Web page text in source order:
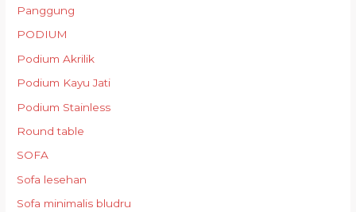
Panggung
PODIUM
Podium Akrilik
Podium Kayu Jati
Podium Stainless
Round table
SOFA
Sofa lesehan
Sofa minimalis bludru